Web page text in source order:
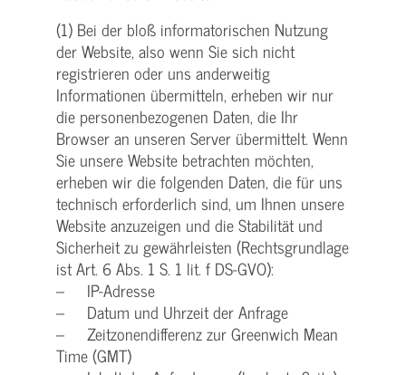
(1) Bei der bloß informatorischen Nutzung
der Website, also wenn Sie sich nicht
registrieren oder uns anderweitig
Informationen übermitteln, erheben wir nur
die personenbezogenen Daten, die Ihr
Browser an unseren Server übermittelt. Wenn
Sie unsere Website betrachten möchten,
erheben wir die folgenden Daten, die für uns
technisch erforderlich sind, um Ihnen unsere
Website anzuzeigen und die Stabilität und
Sicherheit zu gewährleisten (Rechtsgrundlage
ist Art. 6 Abs. 1 S. 1 lit. f DS-GVO):
– IP-Adresse
– Datum und Uhrzeit der Anfrage
– Zeitzonendifferenz zur Greenwich Mean
Time (GMT)